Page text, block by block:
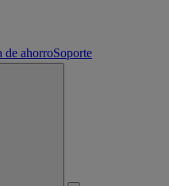
de ahorroSoporte